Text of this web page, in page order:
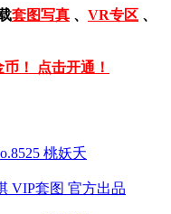
套图写真 、 VR专区 、
！ 点击开通！
桃妖夭
VIP套图 官方出品